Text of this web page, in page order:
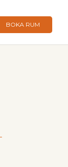
BOKA RUM